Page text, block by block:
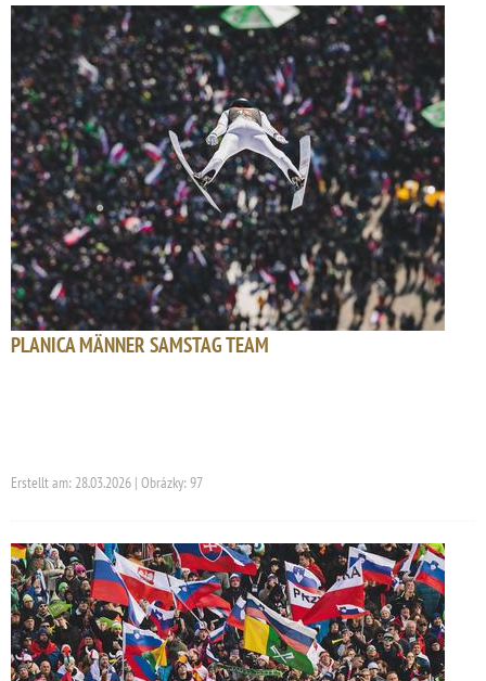
PLANICA MÄNNER SAMSTAG TEAM
Erstellt am: 28.03.2026 | Obrázky: 97